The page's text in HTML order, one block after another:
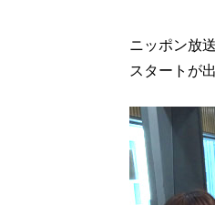
ニッポン放
スタートが